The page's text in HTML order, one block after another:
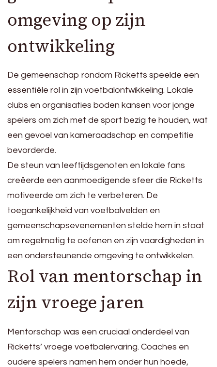
omgeving op zijn
ontwikkeling
De gemeenschap rondom Ricketts speelde een
essentiële rol in zijn voetbalontwikkeling. Lokale
clubs en organisaties boden kansen voor jonge
spelers om zich met de sport bezig te houden, wat
een gevoel van kameraadschap en competitie
bevorderde.
De steun van leeftijdsgenoten en lokale fans
creëerde een aanmoedigende sfeer die Ricketts
motiveerde om zich te verbeteren. De
toegankelijkheid van voetbalvelden en
gemeenschapsevenementen stelde hem in staat
om regelmatig te oefenen en zijn vaardigheden in
een ondersteunende omgeving te ontwikkelen.
Rol van mentorschap in
zijn vroege jaren
Mentorschap was een cruciaal onderdeel van
Ricketts’ vroege voetbalervaring. Coaches en
oudere spelers namen hem onder hun hoede,